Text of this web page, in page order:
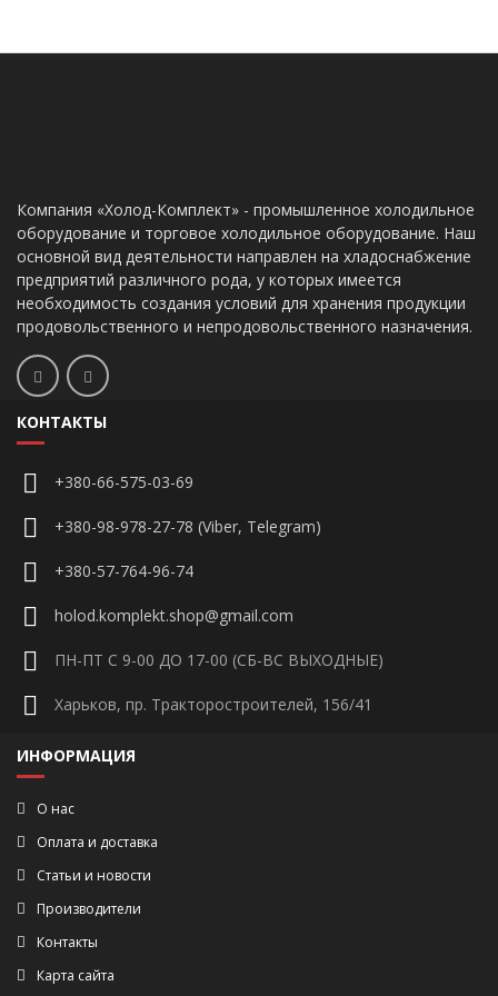
Компания «Холод-Комплект» - промышленное холодильное
оборудование и торговое холодильное оборудование. Наш
основной вид деятельности направлен на хладоснабжение
предприятий различного рода, у которых имеется
необходимость создания условий для хранения продукции
продовольственного и непродовольственного назначения.
КОНТАКТЫ
+380-66-575-03-69
+380-98-978-27-78 (Viber, Telegram)
+380-57-764-96-74
holod.komplekt.shop@gmail.com
ПН-ПТ С 9-00 ДО 17-00 (СБ-ВС ВЫХОДНЫЕ)
Харьков, пр. Тракторостроителей, 156/41
ИНФОРМАЦИЯ
О нас
Оплата и доставка
Статьи и новости
Производители
Контакты
Карта сайта